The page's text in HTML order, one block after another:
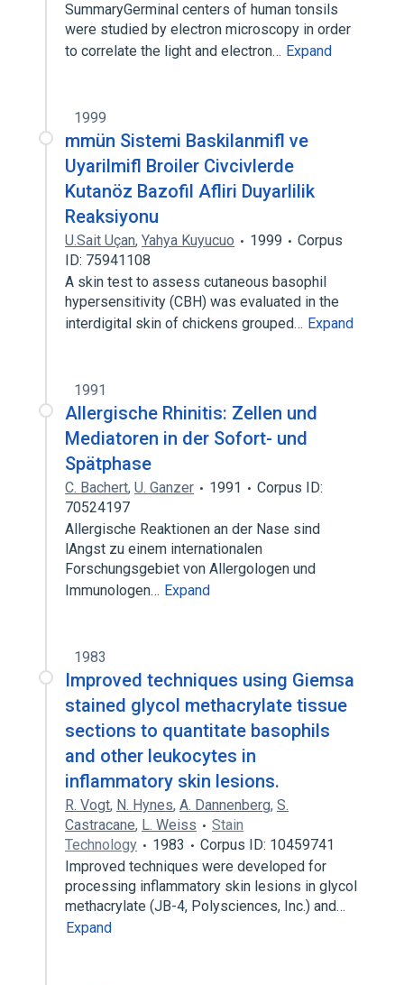
SummaryGerminal centers of human tonsils
were studied by electron microscopy in order
to correlate the light and electron… Expand
1999
mmün Sistemi Baskilanmifl ve
Uyarilmifl Broiler Civcivlerde
Kutanöz Bazofil Afliri Duyarlilik
Reaksiyonu
U.Sait Uçan, Yahya Kuyucuo 1999
Corpus
ID: 75941108
A skin test to assess cutaneous basophil
hypersensitivity (CBH) was evaluated in the
interdigital skin of chickens grouped… Expand
1991
Allergische Rhinitis: Zellen und
Mediatoren in der Sofort- und
Spätphase
C. Bachert, U. Ganzer 1991
Corpus ID:
70524197
Allergische Reaktionen an der Nase sind
lAngst zu einem internationalen
Forschungsgebiet von Allergologen und
Immunologen… Expand
1983
Improved techniques using Giemsa
stained glycol methacrylate tissue
sections to quantitate basophils
and other leukocytes in
inflammatory skin lesions.
R. Vogt, N. Hynes, A. Dannenberg, S.
Castracane, L. Weiss
Stain
Technology
1983
Corpus ID: 10459741
Improved techniques were developed for
processing inflammatory skin lesions in glycol
methacrylate (JB-4, Polysciences, Inc.) and…
Expand